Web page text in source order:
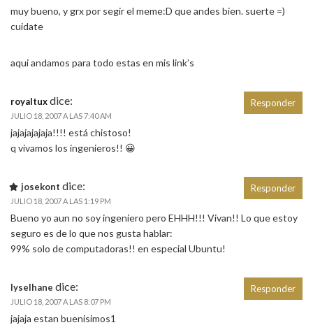
muy bueno, y grx por segir el meme:D que andes bien. suerte =)
cuidate
aqui andamos para todo estas en mis link’s
royaltuxdice:
JULIO 18, 2007 A LAS 7:40 AM
jajajajajaja!!!! está chistoso!
q vivamos los ingenieros!! 😀
Responder
josekont dice:
JULIO 18, 2007 A LAS 1:19 PM
Bueno yo aun no soy ingeniero pero EHHH!!! Vivan!! Lo que estoy
seguro es de lo que nos gusta hablar:
99% solo de computadoras!! en especial Ubuntu!
Responder
lyselhane dice:
JULIO 18, 2007 A LAS 8:07 PM
jajaja estan buenisimos1
Responder